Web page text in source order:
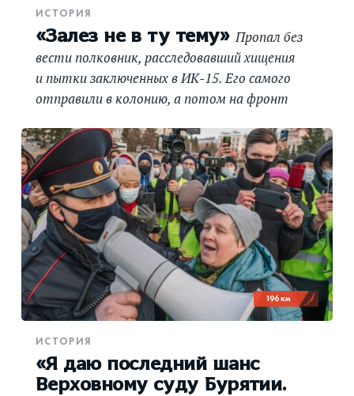
ИСТОРИЯ
«Залез не в ту тему»Пропал без
вести полковник, расследовавший хищения
и пытки заключенных в ИК-15. Его самого
отправили в колонию, а потом на фронт
196 км
ИСТОРИЯ
«Я даю последний шанс
Верховному суду Бурятии.